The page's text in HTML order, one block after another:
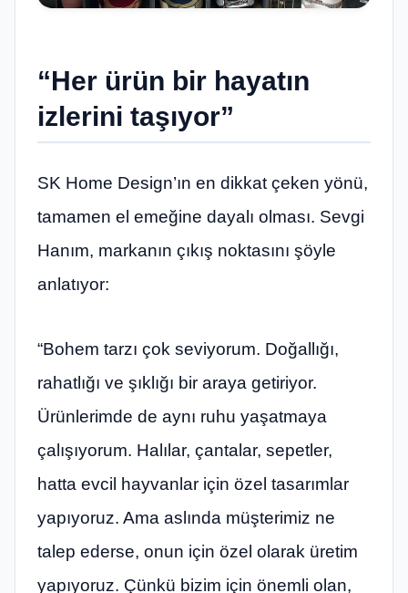
“Her ürün bir hayatın
izlerini taşıyor”
SK Home Design’ın en dikkat çeken yönü,
tamamen el emeğine dayalı olması. Sevgi
Hanım, markanın çıkış noktasını şöyle
anlatıyor:
“Bohem tarzı çok seviyorum. Doğallığı,
rahatlığı ve şıklığı bir araya getiriyor.
Ürünlerimde de aynı ruhu yaşatmaya
çalışıyorum. Halılar, çantalar, sepetler,
hatta evcil hayvanlar için özel tasarımlar
yapıyoruz. Ama aslında müşterimiz ne
talep ederse, onun için özel olarak üretim
yapıyoruz. Çünkü bizim için önemli olan,